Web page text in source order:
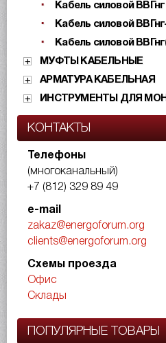
Кабель силовой ВВГнг
Кабель силовой
Кабель силовой
МУФТЫ КАБЕЛЬНЫЕ
АРМАТУРА КАБЕЛЬНАЯ
ИНСТРУМЕНТЫ ДЛЯ
КОНТАКТЫ
Телефоны
(многоканальный)
+7 (812) 329 89 49
e-mail
zakaz@energoforum.org
clients@energoforum.org
Схемы проезда
Офис
Склады
ПОПУЛЯРНЫЕ ТОВАРЫ